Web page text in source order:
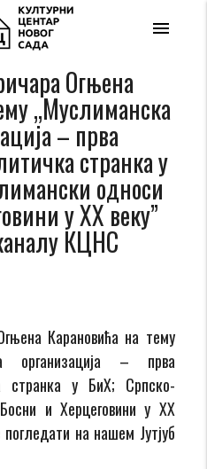
menu
Огњена
„Муслиманска
– прва
странка у
односи
у XХ веку”
КЦНС
Карановића на тему
организација – прва
странка у БиХ; Српско-
и Херцеговини у XХ
на нашем Јутјуб